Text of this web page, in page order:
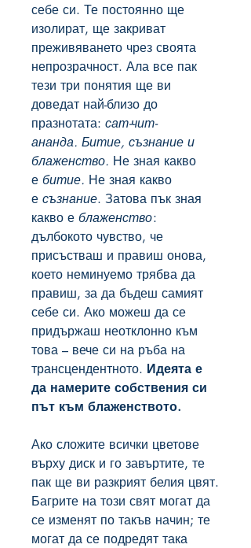
себе си. Те постоянно ще
изолират, ще закриват
преживяването чрез своята
непрозрачност. Ала все пак
тези три понятия ще ви
доведат най-близо до
празнотата: сат-чит-
ананда. Битие, съзнание и
блаженство. Не зная какво
е битие. Не зная какво
е съзнание. Затова пък зная
какво е блаженство:
дълбокото чувство, че
присъстваш и правиш онова,
което неминуемо трябва да
правиш, за да бъдеш самият
себе си. Ако можеш да се
придържаш неотклонно към
това – вече си на ръба на
трансцендентното. Идеята е
да намерите собствения си
път към блаженството.
Ако сложите всички цветове
върху диск и го завъртите, те
пак ще ви разкрият белия цвят.
Багрите на този свят могат да
се изменят по такъв начин; те
могат да се подредят така